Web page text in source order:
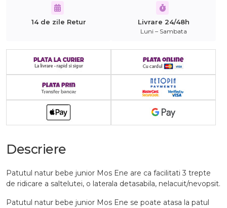
14 de zile Retur Livrare 24/48h
Luni – Sambata
Descriere
Patutul natur bebe junior Mos Ene are ca facilitati 3 trepte
de ridicare a saltelutei, o laterala detasabila, nelacuit/nevopsit.
Patutul natur bebe junior Mos Ene se poate atasa la patul